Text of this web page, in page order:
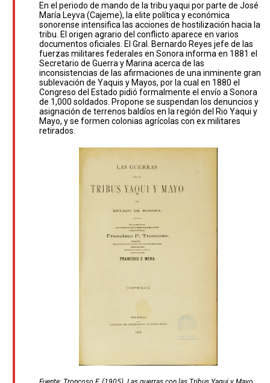
En el periodo de mando de la tribu yaqui por parte de José
María Leyva (Cajeme), la elite política y económica
sonorense intensifica las acciones de hostilización hacia la
tribu. El origen agrario del conflicto aparece en varios
documentos oficiales. El Gral. Bernardo Reyes jefe de las
fuerzas militares federales en Sonora informa en 1881 el
Secretario de Guerra y Marina acerca de las
inconsistencias de las afirmaciones de una inminente gran
sublevación de Yaquis y Mayos, por la cual en 1880 el
Congreso del Estado pidió formalmente el envío a Sonora
de 1,000 soldados. Propone se suspendan los denuncios y
asignación de terrenos baldíos en la región del Rio Yaqui y
Mayo, y se formen colonias agrícolas con ex militares
retirados.